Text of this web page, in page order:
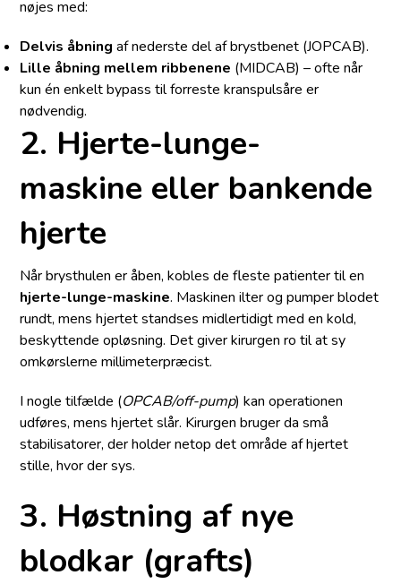
nøjes med:
Delvis åbning af nederste del af brystbenet (JOPCAB).
Lille åbning mellem ribbenene (MIDCAB) – ofte når
kun én enkelt bypass til forreste kranspulsåre er
nødvendig.
2. Hjerte-lunge-
maskine eller bankende
hjerte
Når brysthulen er åben, kobles de fleste patienter til en
hjerte-lunge-maskine. Maskinen ilter og pumper blodet
rundt, mens hjertet standses midlertidigt med en kold,
beskyttende opløsning. Det giver kirurgen ro til at sy
omkørslerne millimeterpræcist.
I nogle tilfælde (OPCAB/off-pump) kan operationen
udføres, mens hjertet slår. Kirurgen bruger da små
stabilisatorer, der holder netop det område af hjertet
stille, hvor der sys.
3. Høstning af nye
blodkar (grafts)